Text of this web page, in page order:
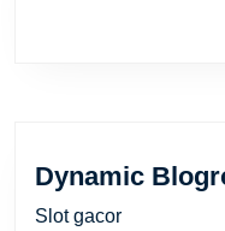
Dynamic
Slot gacor